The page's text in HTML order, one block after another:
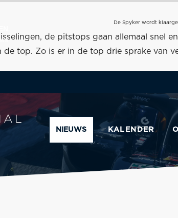
De Spyker wordt
de pitstops gaan allemaal snel
top. Zo is er in de top drie sprake van
NIEUWS KALENDER